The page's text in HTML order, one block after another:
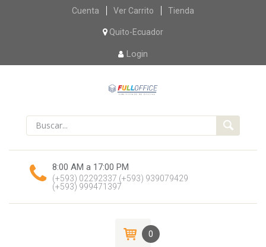
Skip
content
Cuenta Ver Carrito Tienda
Quito-Ecuador
Login
8:00 AM a 17:00 PM
(+593) 02292337 (+593) 939079429
(+593) 999471397
0